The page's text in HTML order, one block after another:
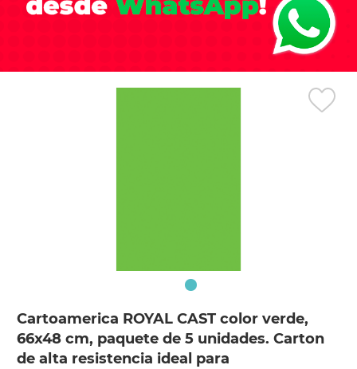
Cartoamerica ROYAL CAST color verde,
66x48 cm, paquete de 5 unidades. Carton
de alta resistencia ideal para